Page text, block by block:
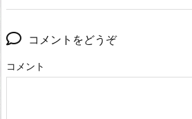
コメントをどうぞ
コメント